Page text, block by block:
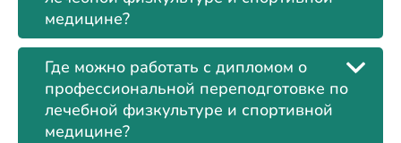
медицине?
Где можно работать с дипломом о
профессиональной переподготовке по
лечебной физкультуре и спортивной
медицине?